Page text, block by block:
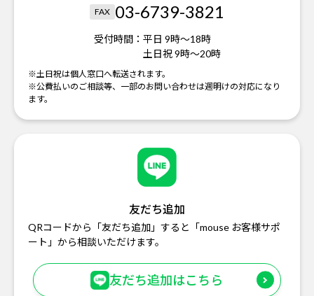
FAX 03-6739-3821
受付時間： 平日 9時～18時
土日祝 9時～20時
※土日祝は個人窓口へ転送されます。
※公費払いのご相談等、一部のお問い合わせは週明けの対応になり
ます。
友だち追加
QRコードから「友だち追加」すると「mouse お客様サポ
ート」から相談いただけます。
友だち追加はこちら